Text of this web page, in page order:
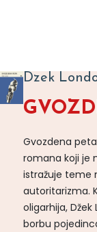
Dzek
Gvozdena
romana koji je
istražuje teme
autoritarizma.
oligarhija,
borbu